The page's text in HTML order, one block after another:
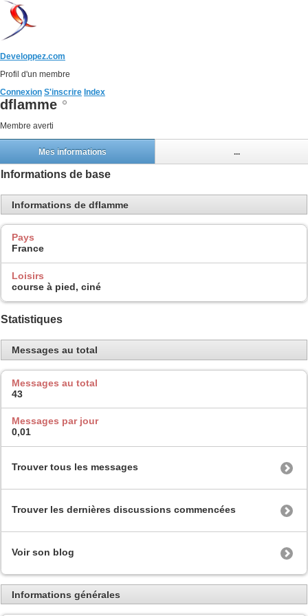
Developpez.com
Profil d'un membre
Connexion S'inscrire Index
dflamme
Membre averti
Mes informations ...
Informations de base
Informations de dflamme
Pays
France
Loisirs
course à pied, ciné
Statistiques
Messages au total
Messages au total
43
Messages par jour
0,01
Trouver tous les messages
Trouver les dernières discussions commencées
Voir son blog
Informations générales